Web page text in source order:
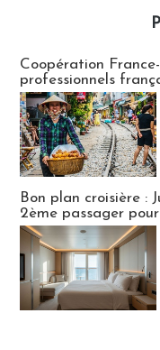
Coopération
professionnels
Bon plan croisière :
2ème passager